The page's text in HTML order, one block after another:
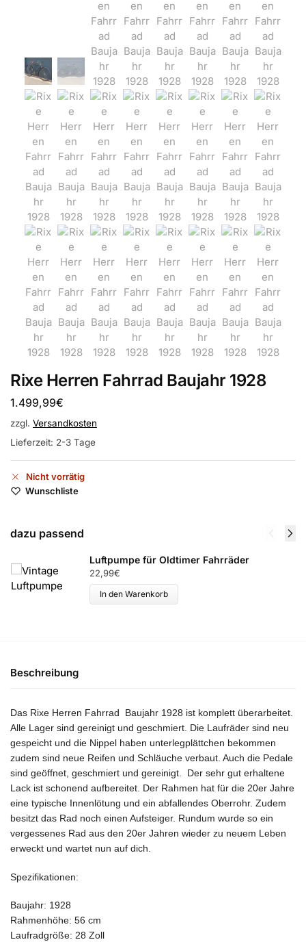
Rixe Herren Fahrrad Baujahr 1928
1.499,99€
zzgl. Versandkosten
Lieferzeit: 2-3 Tage
Nicht vorrätig
Wunschliste
dazu passend
Luftpumpe für Oldtimer Fahrräder
22,99€
In den Warenkorb
Beschreibung
Das Rixe Herren Fahrrad Baujahr 1928 ist komplett überarbeitet.
Alle Lager sind gereinigt und geschmiert. Die Laufräder sind neu
gespeicht und die Nippel haben unterlegplättchen bekommen
zudem sind neue Reifen und Schläuche verbaut. Auch die Pedale
sind geöffnet, geschmiert und gereinigt. Der sehr gut erhaltene
Lack ist schonend aufbereitet. Der Rahmen hat für die 20er Jahre
eine typische Innenlötung und ein abfallendes Oberrohr. Zudem
besitzt das Rad noch einen Aufsteiger. Rundum wurde so ein
vergessenes Rad aus den 20er Jahren wieder zu neuem Leben
erweckt und wartet nun auf dich.
Spezifikationen:
Baujahr: 1928
Rahmenhöhe: 56 cm
Laufradgröße: 28 Zoll